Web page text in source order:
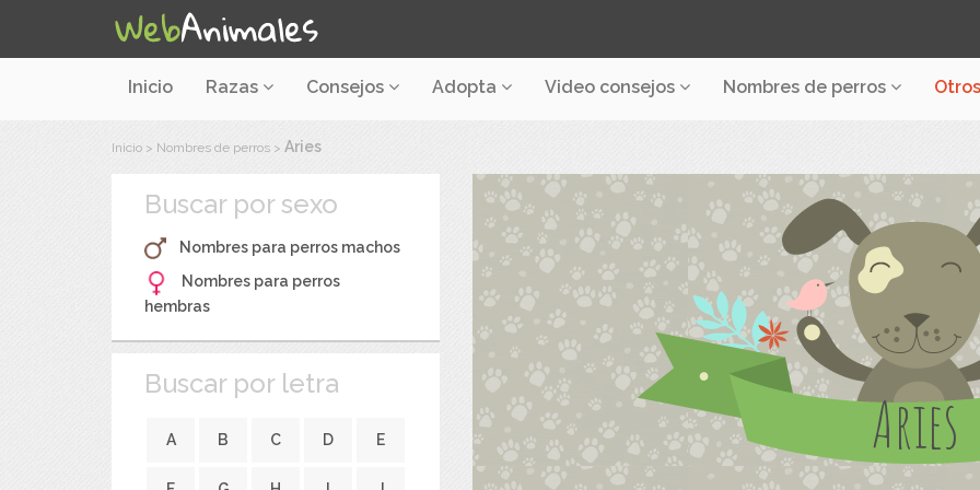
Inicio Razas Consejos Adopta Video consejos Nombres de perros
Inicio > Nombres de perros > Aries
Buscar por sexo
Nombres para perros machos
Nombres para perros
hembras
Buscar por letra
A B C D E Aries